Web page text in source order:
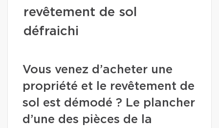
revêtement de sol
défraichi
Vous venez d’acheter une
propriété et le revêtement de
sol est démodé ? Le plancher
d’une des pièces de la